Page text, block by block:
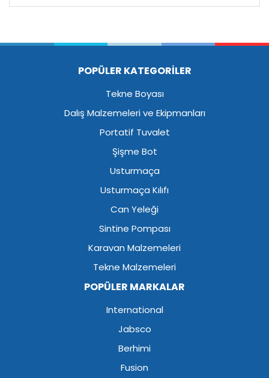
POPÜLER KATEGORİLER
Tekne Boyası
Dalış Malzemeleri ve Ekipmanları
Portatif Tuvalet
Şişme Bot
Usturmaça
Usturmaça Kılıfı
Can Yeleği
Sintine Pompası
Karavan Malzemeleri
Tekne Malzemeleri
POPÜLER MARKALAR
International
Jabsco
Berhimi
Fusion